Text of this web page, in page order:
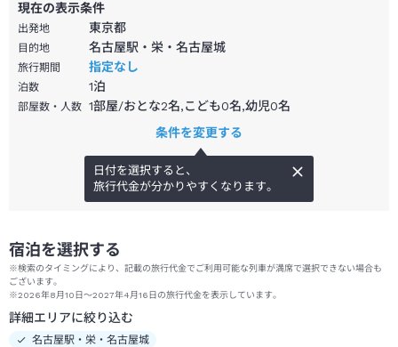
現在の表示条件
出発地 東京都
目的地 名古屋駅・栄・名古屋城
旅行期間 指定なし
泊数 1泊
部屋数・人数 1部屋/おとな2名,こども0名,幼児0名
条件を変更する
日付を選択すると、
旅行代金が分かりやすくなります。
宿泊を選択する
※検索のタイミングにより、記載の旅行代金でご利用可能な列車が満席で選択できない場合も
ございます。
※2026年8月10日～2027年4月16日の旅行代金を表示しています。
詳細エリアに絞り込む
名古屋駅・栄・名古屋城